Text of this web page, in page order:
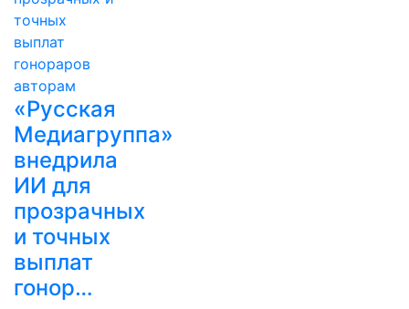
«Русская
Медиагруппа»
внедрила
ИИ для
прозрачных
и точных
выплат
гонор…